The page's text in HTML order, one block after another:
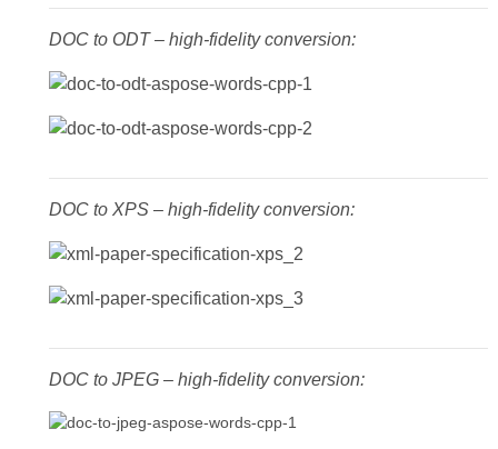
DOC to ODT – high-fidelity conversion:
DOC to XPS – high-fidelity conversion:
DOC to JPEG – high-fidelity conversion: